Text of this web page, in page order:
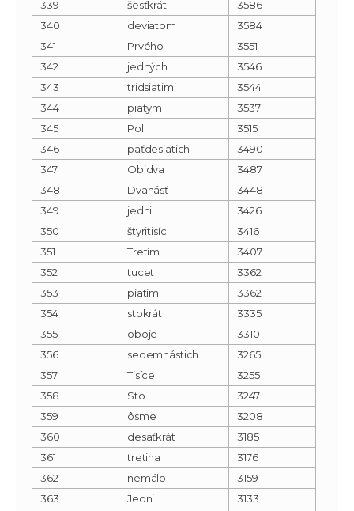
339
šesťkrát
3586
340
deviatom
3584
341
Prvého
3551
342
jedných
3546
343
tridsiatimi
3544
344
piatym
3537
345
Pol
3515
346
päťdesiatich
3490
347
Obidva
3487
348
Dvanásť
3448
349
jedni
3426
350
štyritisíc
3416
351
Tretím
3407
352
tucet
3362
353
piatim
3362
354
stokrát
3335
355
oboje
3310
356
sedemnástich
3265
357
Tisíce
3255
358
Sto
3247
359
ôsme
3208
360
desaťkrát
3185
361
tretina
3176
362
nemálo
3159
363
Jedni
3133